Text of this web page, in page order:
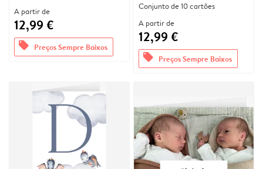
A partir de
12,99 €
offers Preços Sempre Baixos
Conjunto de 10 cartões
A partir de
12,99 €
offers Preços Sempre Baixos